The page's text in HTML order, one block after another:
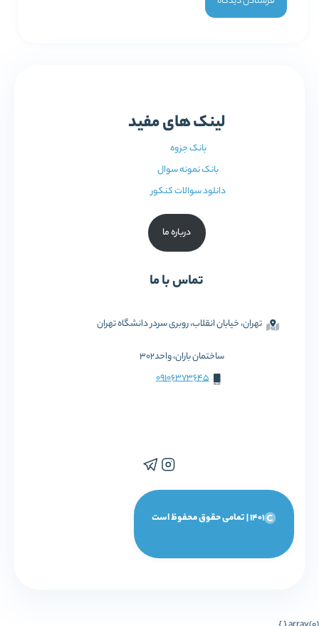
لینک های مفید
بانک جزوه
بانک نمونه سوال
دانلود سوالات کنکور
درباره ما
تماس با ما
تهران، خیابان انقلاب، روبری سردر دانشگاه تهران
ساختمان باران، واحد302
09106373645
1401 | تمامی حقوق محفوظ است